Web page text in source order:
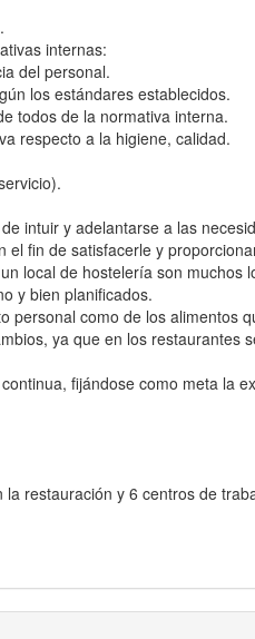
internas:
del personal.
los estándares establecidos.
todos de la normativa interna.
respecto a la higiene, calidad.
intuir y adelantarse a las
el fin de satisfacerle y
local de hostelería son muchos
y bien planificados.
personal como de los alimentos
ya que en los restaurantes
fijándose como meta la
restauración y 6 centros de